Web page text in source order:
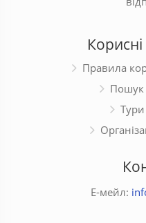
Правила
Пошук
Тури
Е-мейл: